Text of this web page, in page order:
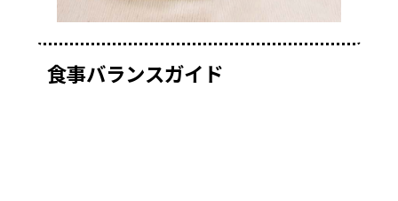
食事バランスガイド